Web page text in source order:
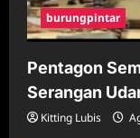
burungpintar
Pentagon
Serangan
Kitting Lubis